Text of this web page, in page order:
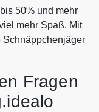
50% und mehr
mehr Spaß. Mit
Schnäppchenjäger
Fragen